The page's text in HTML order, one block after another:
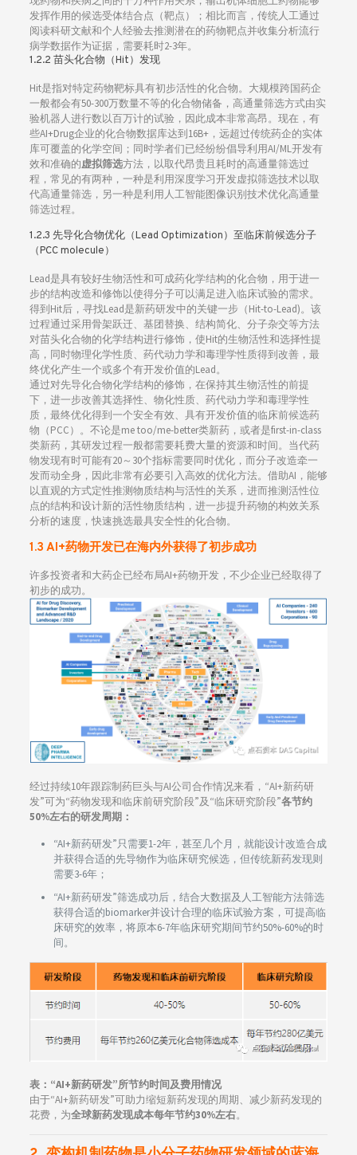
发挥作用的候选受体结合点（靶点）；相比而言，传统人工通过
阅读科研文献和个人经验去推测潜在的药物靶点并收集分析流行
病学数据作为证据，需要耗时2-3年。
1.2.2 苗头化合物（Hit）发现
Hit是指对特定药物靶标具有初步活性的化合物。大规模跨国药企
一般都会有50-300万数量不等的化合物储备，高通量筛选方式由实
验机器人进行数以百万计的试验，因此成本非常高昂。现在，有
些AI+Drug企业的化合物数据库达到16B+，远超过传统药企的实体
库可覆盖的化学空间；同时学者们已经纷纷倡导利用AI/ML开发有
效和准确的虚拟筛选方法，以取代昂贵且耗时的高通量筛选过
程，常见的有两种，一种是利用深度学习开发虚拟筛选技术以取
代高通量筛选，另一种是利用人工智能图像识别技术优化高通量
筛选过程。
1.2.3 先导化合物优化（Lead Optimization）至临床前候选分子
（PCC molecule）
Lead是具有较好生物活性和可成药化学结构的化合物，用于进一
步的结构改造和修饰以使得分子可以满足进入临床试验的需求。
得到Hit后，寻找Lead是新药研发中的关键一步（Hit-to-Lead)。该
过程通过采用骨架跃迁、基团替换、结构简化、分子杂交等方法
对苗头化合物的化学结构进行修饰，使Hit的生物活性和选择性提
高，同时物理化学性质、药代动力学和毒理学性质得到改善，最
终优化产生一个或多个有开发价值的Lead。
通过对先导化合物化学结构的修饰，在保持其生物活性的前提
下，进一步改善其选择性、物化性质、药代动力学和毒理学性
质，最终优化得到一个安全有效、具有开发价值的临床前候选药
物（PCC）。不论是me too/me-better类新药，或者是first-in-class
类新药，其研发过程一般都需要耗费大量的资源和时间。当代药
物发现有时可能有20～30个指标需要同时优化，而分子改造牵一
发而动全身，因此非常有必要引入高效的优化方法。借助AI，能够
以直观的方式定性推测物质结构与活性的关系，进而推测活性位
点的结构和设计新的活性物质结构，进一步提升药物的构效关系
分析的速度，快速挑选最具安全性的化合物。
1.3 AI+药物开发已在海内外获得了初步成功
许多投资者和大药企已经布局AI+药物开发，不少企业已经取得了
初步的成功。
经过持续10年跟踪制药巨头与AI公司合作情况来看，“AI+新药研
发”可为“药物发现和临床前研究阶段”及“临床研究阶段”各节约
50%左右的研发周期：
“AI+新药研发”只需要1-2年，甚至几个月，就能设计改造合成
并获得合适的先导物作为临床研究候选，但传统新药发现则
需要3-6年；
“AI+新药研发”筛选成功后，结合大数据及人工智能方法筛选
获得合适的biomarker并设计合理的临床试验方案，可提高临
床研究的效率，将原本6-7年临床研究期间节约50%-60%的时
间。
表：“AI+新药研发”所节约时间及费用情况
由于“AI+新药研发”可助力缩短新药发现的周期、减少新药发现的
花费，为全球新药发现成本每年节约30%左右。